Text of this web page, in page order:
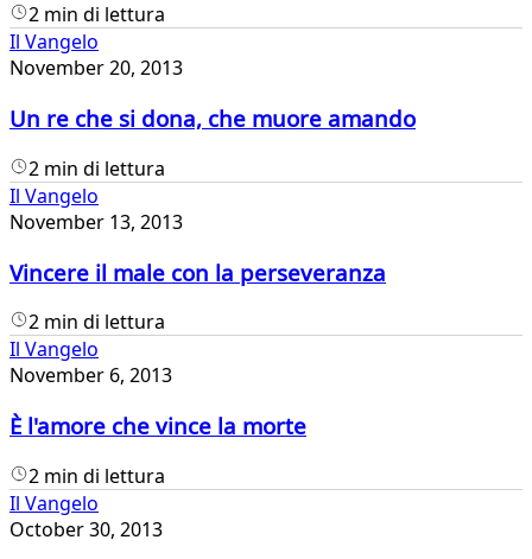
2 min di lettura
Il Vangelo
November 20, 2013
Un re che si dona, che muore amando
2 min di lettura
Il Vangelo
November 13, 2013
Vincere il male con la perseveranza
2 min di lettura
Il Vangelo
November 6, 2013
È l'amore che vince la morte
2 min di lettura
Il Vangelo
October 30, 2013